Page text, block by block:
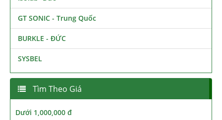
GT SONIC - Trung Quốc
BURKLE - ĐỨC
SYSBEL
Tìm Theo Giá
Dưới 1,000,000 đ